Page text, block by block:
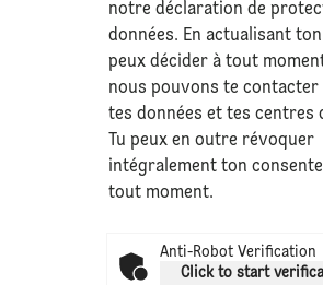
notre déclaration de
données. En actualisant
peux décider à tout
nous pouvons te contacter
tes données et tes centres
Tu peux en outre révoquer
intégralement ton
tout moment.
Anti-Robot Verification
Click to start